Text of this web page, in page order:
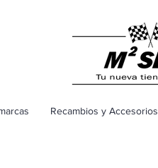
Recambios y Accesorios